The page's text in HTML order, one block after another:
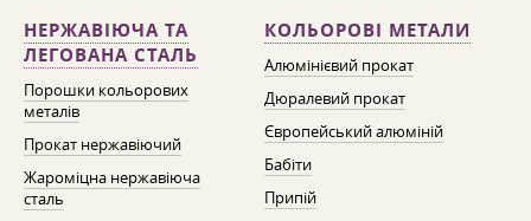
НЕРЖАВІЮЧА ТА
ЛЕГОВАНА СТАЛЬ
Порошки кольорових
металів
Прокат нержавіючий
Жароміцна нержавіюча
сталь
КОЛЬОРОВІ МЕТАЛИ
Алюмінієвий прокат
Дюралевий прокат
Європейський алюміній
Бабіти
Припій